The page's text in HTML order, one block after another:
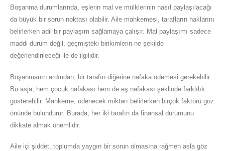
Boşanma durumlarında, eşlerin mal ve mülklerinin nasıl paylaşılacağı
da büyük bir sorun noktası olabilir. Aile mahkemesi, tarafların haklarını
belirlerken adil bir paylaşım sağlamaya çalışır. Mal paylaşımı sadece
maddi durum değil, geçmişteki birikimlerin ne şekilde
değerlendirileceği ile de ilgilidir.
Boşanmanın ardından, bir tarafın diğerine nafaka ödemesi gerekebilir.
Bu asja, hem çocuk nafakası hem de eş nafakası şeklinde farklılık
gösterebilir. Mahkeme, ödenecek miktarı belirlerken birçok faktörü göz
önünde bulundurur. Burada, her iki tarafın da finansal durumunu
dikkate almak önemlidir.
Aile içi şiddet, toplumda yaygın bir sorun olmasına rağmen asla göz